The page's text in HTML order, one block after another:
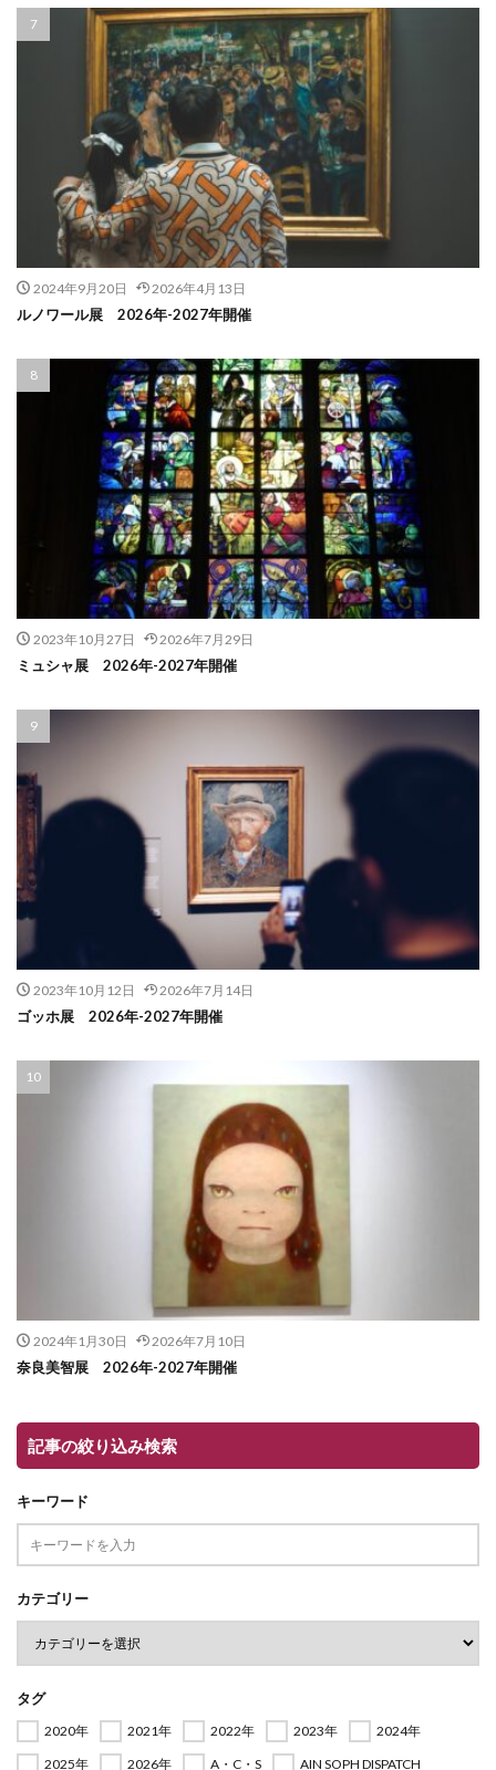
2024年9月20日 2026年4月13日
ルノワール展 2026年-2027年開催
2023年10月27日 2026年7月29日
ミュシャ展 2026年-2027年開催
2023年10月12日 2026年7月14日
ゴッホ展 2026年-2027年開催
2024年1月30日 2026年7月10日
奈良美智展 2026年-2027年開催
記事の絞り込み検索
キーワード
カテゴリー
タグ
2020年 2021年 2022年 2023年
2024年
2025年
2026年 A・C・S AIN SOPH DISPATCH